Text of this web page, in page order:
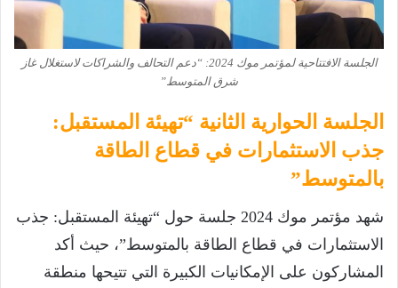
الجلسة الافتتاحية لمؤتمر موك 2024: “دعم التحالف والشراكات لاستغلال غاز
شرق المتوسط”
الجلسة الحوارية الثانية “تهيئة المستقبل:
جذب الاستثمارات في قطاع الطاقة
بالمتوسط”
شهد مؤتمر موك 2024 جلسة حول “تهيئة المستقبل: جذب
الاستثمارات في قطاع الطاقة بالمتوسط”، حيث أكد
المشاركون على الإمكانيات الكبيرة التي تتيحها منطقة